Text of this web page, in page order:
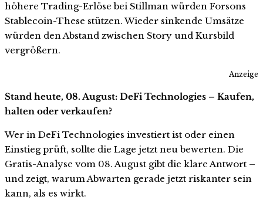
höhere Trading-Erlöse bei Stillman würden Forsons
Stablecoin-These stützen. Wieder sinkende Umsätze
würden den Abstand zwischen Story und Kursbild
vergrößern.
Anzeige
Stand heute, 08. August: DeFi Technologies – Kaufen,
halten oder verkaufen?
Wer in DeFi Technologies investiert ist oder einen
Einstieg prüft, sollte die Lage jetzt neu bewerten. Die
Gratis-Analyse vom 08. August gibt die klare Antwort –
und zeigt, warum Abwarten gerade jetzt riskanter sein
kann, als es wirkt.